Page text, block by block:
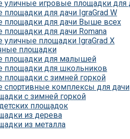
уличные игровые площадки для
площадки для дачи IgraGrad W
площадки для дачи Выше всех
площадки для дачи Romana
уличные площадки IgraGrad X
площадки для дачи ЛЕГЕНДА
площадки Савушка 4 Сезона
площадки Савушка Мастер
площадки Савушка Мастер
площадки Савушка Мастер 4
площадки Савушка Мастер
площадки Савушка ХИТ
площадки IgraGrad Игруня
площадки для дачи Савушка База
площадки Савушка Бэби Плэй
площадки
площадки для малышей
площадки для школьников
площадки с зимней горкой
спортивные комплексы для дачи
с зимней горкой
площадок
из дерева
из металла